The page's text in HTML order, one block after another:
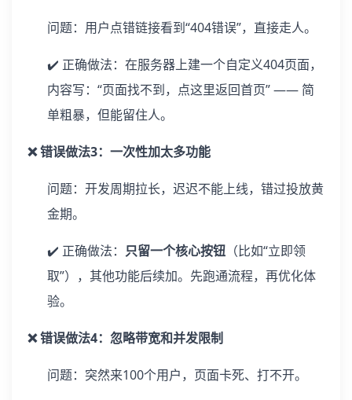
问题：用户点错链接看到“404错误”，直接走人。
✔️ 正确做法：在服务器上建一个自定义404页面，
内容写：“页面找不到，点这里返回首页” —— 简
单粗暴，但能留住人。
❌ 错误做法3：一次性加太多功能
问题：开发周期拉长，迟迟不能上线，错过投放黄
金期。
✔️ 正确做法： 只留一个核心按钮 （比如“立即领
取”），其他功能后续加。先跑通流程，再优化体
验。
❌ 错误做法4：忽略带宽和并发限制
问题：突然来100个用户，页面卡死、打不开。